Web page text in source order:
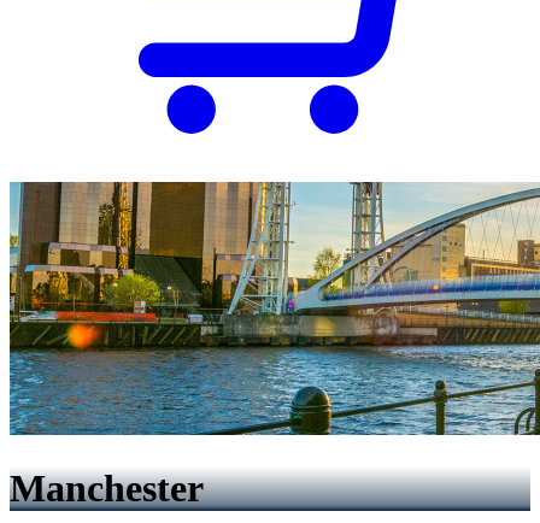
Manchester